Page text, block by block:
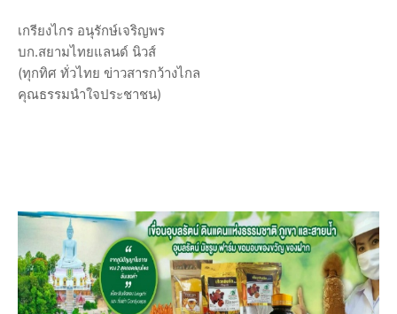
เกรียงไกร อนุรักษ์เจริญพร
บก.สยามไทยแลนด์ นิวส์
(ทุกทิศ ทั่วไทย ข่าวสารกว้างไกล
คุณธรรมนำใจประชาชน)